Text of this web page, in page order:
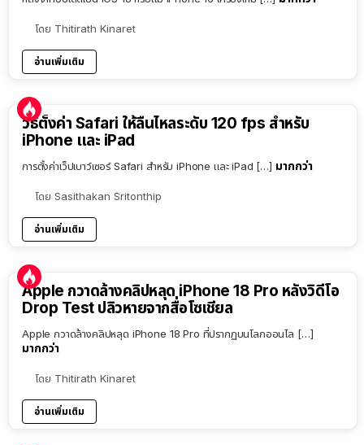
โดย Thitirath Kinaret
อ่านเพิ่มเติม
วิธีตั้งค่า Safari ให้ลื่นไหลระดับ 120 fps สำหรับ
iPhone และ iPad
การตั้งค่าเว็ปเบาว์เซอร์ Safari สำหรับ iPhone และ iPad […] มากกว่า
โดย Sasithakan Sritonthip
อ่านเพิ่มเติม
Apple กวาดล้างคลิปหลุด iPhone 18 Pro หลังวิดีโอ
Drop Test ปลิวหายจากสื่อโซเชียล
Apple กวาดล้างคลิปหลุด iPhone 18 Pro ที่ปรากฏบนโลกออนไล […]
มากกว่า
โดย Thitirath Kinaret
อ่านเพิ่มเติม